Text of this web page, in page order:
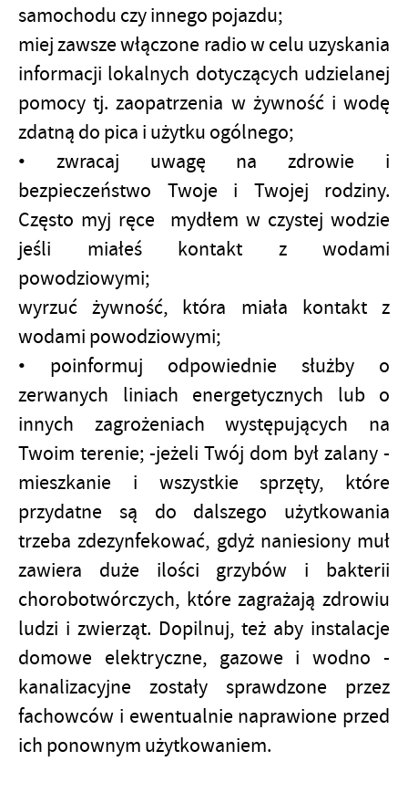
samochodu czy innego pojazdu;
miej zawsze włączone radio w celu uzyskania
informacji lokalnych dotyczących udzielanej
pomocy tj. zaopatrzenia w żywność i wodę
zdatną do pica i użytku ogólnego;
• zwracaj uwagę na zdrowie i
bezpieczeństwo Twoje i Twojej rodziny.
Często myj ręce mydłem w czystej wodzie
jeśli miałeś kontakt z wodami
powodziowymi;
wyrzuć żywność, która miała kontakt z
wodami powodziowymi;
• poinformuj odpowiednie służby o
zerwanych liniach energetycznych lub o
innych zagrożeniach występujących na
Twoim terenie; -jeżeli Twój dom był zalany -
mieszkanie i wszystkie sprzęty, które
przydatne są do dalszego użytkowania
trzeba zdezynfekować, gdyż naniesiony muł
zawiera duże ilości grzybów i bakterii
chorobotwórczych, które zagrażają zdrowiu
ludzi i zwierząt. Dopilnuj, też aby instalacje
domowe elektryczne, gazowe i wodno -
kanalizacyjne zostały sprawdzone przez
fachowców i ewentualnie naprawione przed
ich ponownym użytkowaniem.